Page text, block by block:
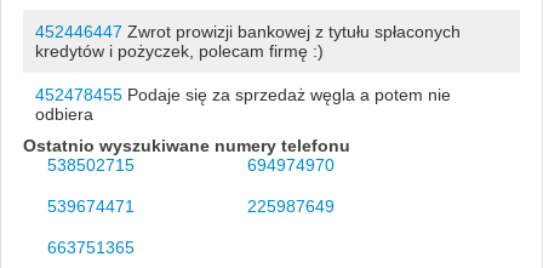
452446447 Zwrot prowizji bankowej z tytułu spłaconych
kredytów i pożyczek, polecam firmę :)
452478455Podaje się za sprzedaż węgla a potem nie
odbiera
Ostatnio wyszukiwane numery telefonu
538502715
694974970
539674471 225987649
663751365